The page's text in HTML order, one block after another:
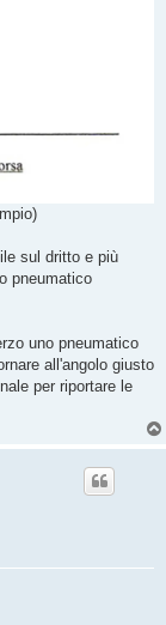
sul dritto e più
pneumatico
uno pneumatico
all'angolo giusto
per riportare le